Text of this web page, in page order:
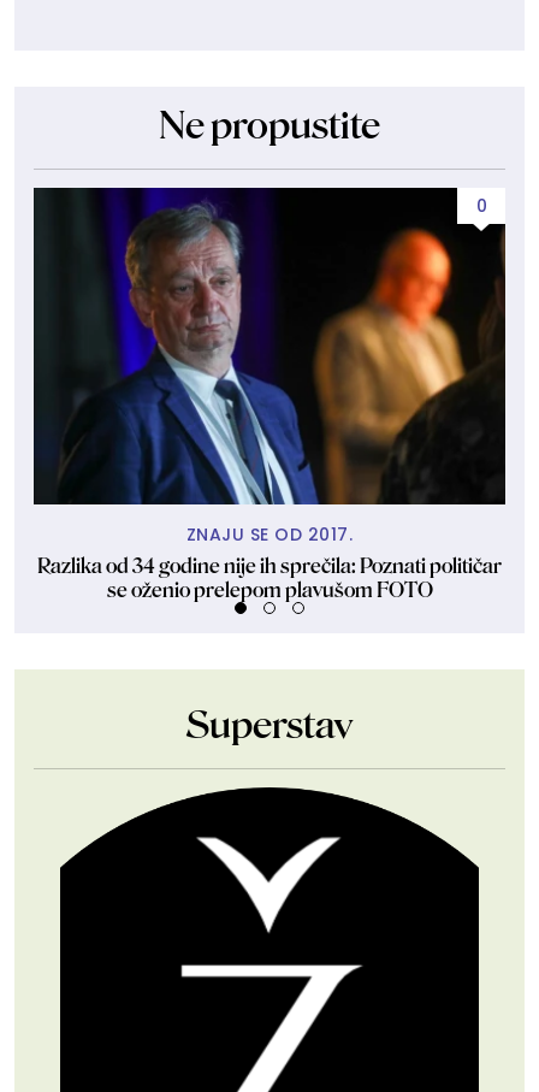
Ne propustite
0
ZNAJU SE OD 2017.
Razlika od 34 godine nije ih sprečila: Poznati političar
se oženio prelepom plavušom FOTO
Superstav